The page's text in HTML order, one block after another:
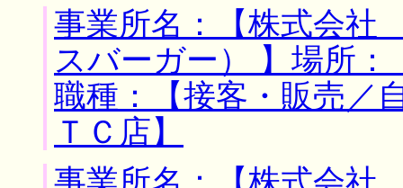
事業所名：【株式会
スバーガー） 】場所
職種：【接客・販売／
ＴＣ店】